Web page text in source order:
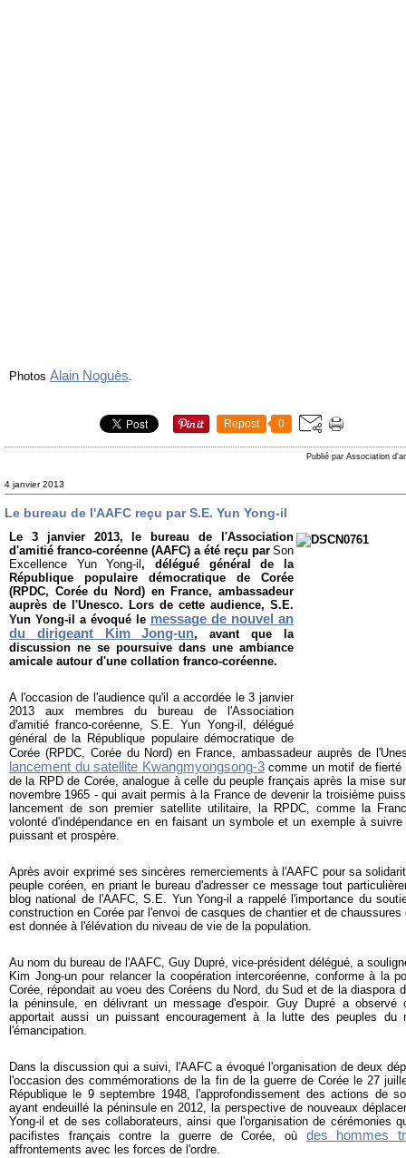
Photos Alain Noguès
Repost 0
Publié par Association
4 janvier 2013
Le bureau de l'AAFC reçu par S.E. Yun Yong-il
Le 3 janvier 2013, le bureau de l'Association
d'amitié franco-coréenne (AAFC) a été reçu par Son
Excellence Yun Yong-il, délégué général de la
République populaire démocratique de Corée
(RPDC, Corée du Nord) en France, ambassadeur
auprès de l'Unesco. Lors de cette audience, S.E.
Yun Yong-il a évoqué le message de nouvel an
du dirigeant Kim Jong-un, avant que la
discussion ne se poursuive dans une ambiance
amicale autour d'une collation franco-coréenne.
A l'occasion de l'audience qu'il a accordée le 3 janvier
2013 aux membres du bureau de l'Association
d'amitié franco-coréenne, S.E. Yun Yong-il, délégué
général de la République populaire démocratique de
Corée (RPDC, Corée du Nord) en France, ambassadeur auprès de
lancement du satellite Kwangmyongsong-3comme un motif de fierté
de la RPD de Corée, analogue à celle du peuple français après la mise
novembre 1965 - qui avait permis à la France de devenir la troisième
lancement de son premier satellite utilitaire, la RPDC, comme la
volonté d'indépendance en en faisant un symbole et un exemple à
puissant et prospère.
Après avoir exprimé ses sincères remerciements à l'AAFC pour sa
peuple coréen, en priant le bureau d'adresser ce message tout
blog national de l'AAFC, S.E. Yun Yong-il a rappelé l'importance du
construction en Corée par l'envoi de casques de chantier et de
est donnée à l'élévation du niveau de vie de la population.
Au nom du bureau de l'AAFC, Guy Dupré, vice-président délégué, a
Kim Jong-un pour relancer la coopération intercoréenne, conforme à la
Corée, répondait au voeu des Coréens du Nord, du Sud et de la diaspora
la péninsule, en délivrant un message d'espoir. Guy Dupré a
apportait aussi un puissant encouragement à la lutte des peuples du
l'émancipation.
Dans la discussion qui a suivi, l'AAFC a évoqué l'organisation de deux
l'occasion des commémorations de la fin de la guerre de Corée le 27
République le 9 septembre 1948, l'approfondissement des actions de
ayant endeuillé la péninsule en 2012, la perspective de nouveaux
Yong-il et de ses collaborateurs, ainsi que l'organisation de cérémonies
pacifistes français contre la guerre de Corée, où des hommes
affrontements avec les forces de l'ordre.